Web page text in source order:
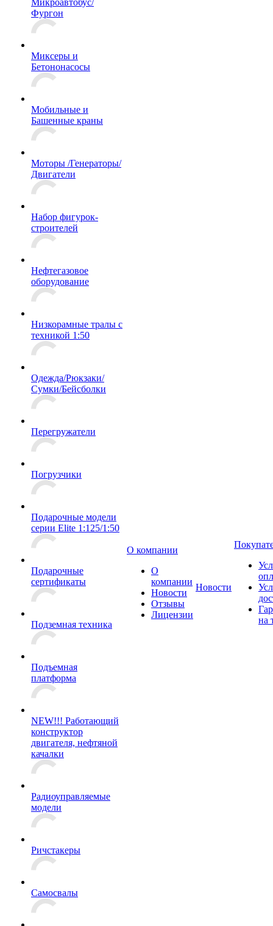
Микроавтобус/
Фургон
Миксеры и
Бетононасосы
Мобильные и
Башенные краны
Моторы /Генераторы/
Двигатели
Набор фигурок-
строителей
Нефтегазовое
оборудование
Низкорамные тралы с
техникой 1:50
Одежда/Рюкзаки/
Сумки/Бейсболки
Перегружатели
Погрузчики
Подарочные модели
серии Elite 1:125/1:50
Подарочные
сертификаты
Подземная техника
Подъемная
платформа
NEW!!! Работающий
конструктор
двигателя, нефтяной
качалки
Радиоуправляемые
модели
Ричстакеры
Самосвалы
О компании
О
компании
Новости
Отзывы
Лицензии
Новости
на